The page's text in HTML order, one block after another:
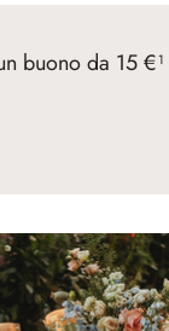
buono da 15 €¹